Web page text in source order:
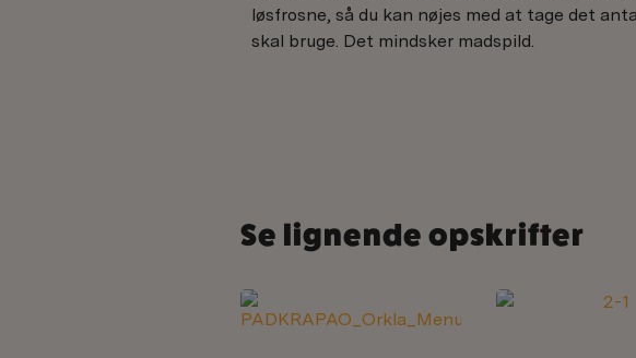
løsfrosne, så du kan nøjes med at tage det
skal bruge. Det mindsker madspild.
Se lignende opskrifter